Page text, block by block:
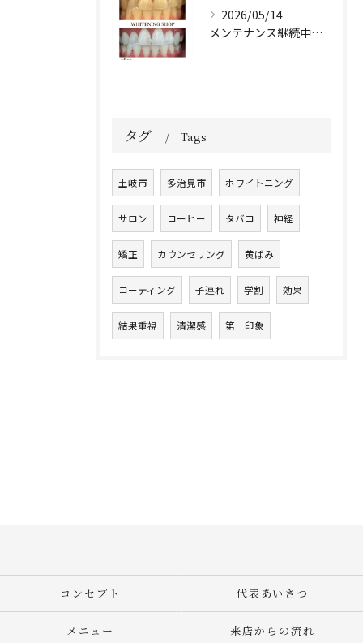
2026/05/14
メンテナンス継続中のお客様🤍
タグ Tags
土岐市 多治見市 ホワイトニング
サロン コーヒー タバコ 神経
矯正 カウンセリング 黄ばみ
コーティング 子連れ 学割 効果
結果重視 清潔感 第一印象
コンセプト 代表あいさつ
メニュー 来店からの流れ